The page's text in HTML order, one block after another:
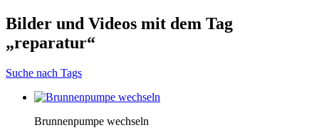
Bilder und Videos mit dem Tag
„reparatur“
Suche nach Tags
Brunnenpumpe wechseln